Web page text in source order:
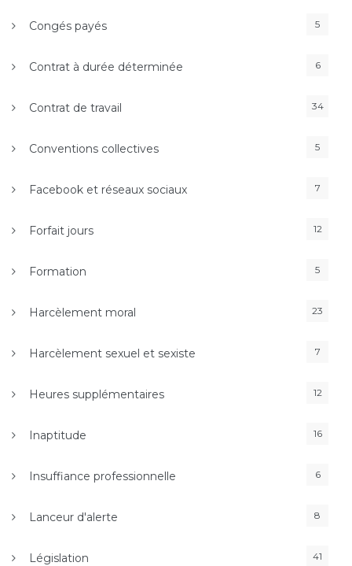
Congés payés 5
Contrat à durée déterminée 6
Contrat de travail 34
Conventions collectives 5
Facebook et réseaux sociaux 7
Forfait jours 12
Formation 5
Harcèlement moral 23
Harcèlement sexuel et sexiste 7
Heures supplémentaires 12
Inaptitude 16
Insuffiance professionnelle 6
Lanceur d'alerte 8
Législation 41